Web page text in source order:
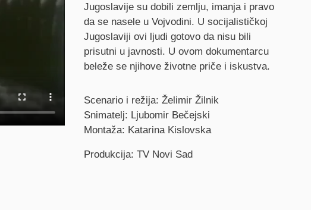
Jugoslavije su dobili zemlju, imanja i pravo
da se nasele u Vojvodini. U socijalističkoj
Jugoslaviji ovi ljudi gotovo da nisu bili
prisutni u javnosti. U ovom dokumentarcu
beleže se njihove životne priče i iskustva.
Credits
Scenario i režija: Želimir Žilnik
Snimatelj: Ljubomir Bečejski
Montaža: Katarina Kislovska
Produkcija: TV Novi Sad